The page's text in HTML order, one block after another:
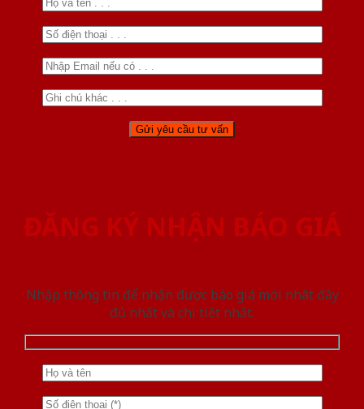
ĐĂNG KÝ NHẬN BÁO GIÁ
Nhập thông tin để nhận được báo giá mới nhât đầy
đủ nhất và chi tiết nhất.